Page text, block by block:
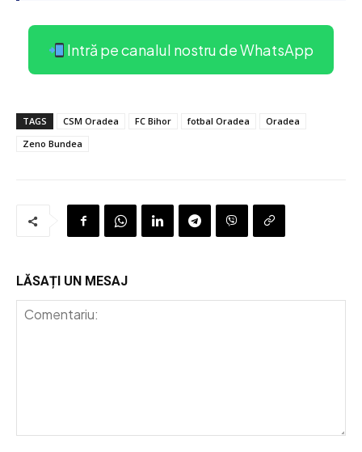
Intră pe canalul nostru de WhatsApp
TAGS CSM Oradea FC Bihor fotbal Oradea
Oradea
Zeno Bundea
LĂSAȚI UN MESAJ